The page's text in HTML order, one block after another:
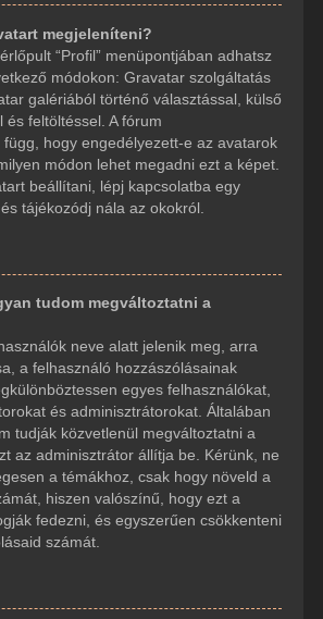
megjeleníteni?
“Profil” menüpontjában adhatsz
módokon: Gravatar szolgáltatás
galériából történő választással, külső
és feltöltéssel. A fórum
hogy engedélyezett-e az avatarok
módon lehet megadni ezt a képet.
beállítani, lépj kapcsolatba egy
tájékozódj nála az okokról.
tudom megváltoztatni a
neve alatt jelenik meg, arra
a felhasználó hozzászólásainak
egyes felhasználókat,
és adminisztrátorokat. Általában
tudják közvetlenül megváltoztatni a
az adminisztrátor állítja be. Kérünk, ne
a témákhoz, csak hogy növeld a
hiszen valószínű, hogy ezt a
fedezni, és egyszerűen csökkenteni
számát.